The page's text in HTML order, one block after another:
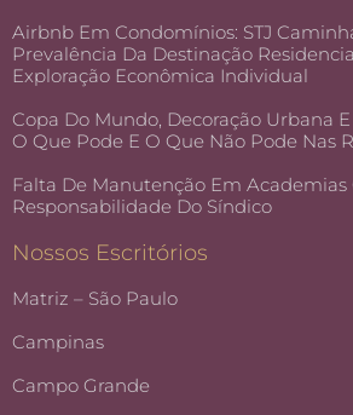
Airbnb Em Condomínios: STJ
Prevalência Da Destinação
Exploração Econômica Individual
Copa Do Mundo, Decoração Urbana
O Que Pode E O Que Não Pode Nas
Falta De Manutenção Em
Responsabilidade Do Síndico
Nossos Escritórios
Matriz – São Paulo
Campinas
Campo Grande